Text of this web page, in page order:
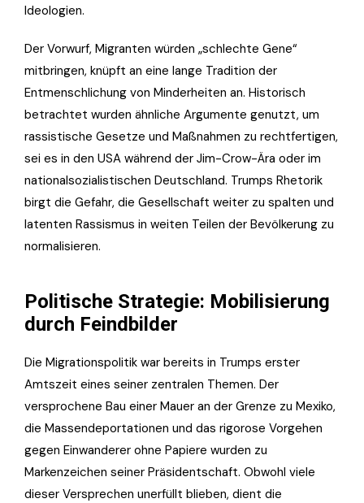
Ideologien.
Der Vorwurf, Migranten würden „schlechte Gene“
mitbringen, knüpft an eine lange Tradition der
Entmenschlichung von Minderheiten an. Historisch
betrachtet wurden ähnliche Argumente genutzt, um
rassistische Gesetze und Maßnahmen zu rechtfertigen,
sei es in den USA während der Jim-Crow-Ära oder im
nationalsozialistischen Deutschland. Trumps Rhetorik
birgt die Gefahr, die Gesellschaft weiter zu spalten und
latenten Rassismus in weiten Teilen der Bevölkerung zu
normalisieren.
Politische Strategie: Mobilisierung
durch Feindbilder
Die Migrationspolitik war bereits in Trumps erster
Amtszeit eines seiner zentralen Themen. Der
versprochene Bau einer Mauer an der Grenze zu Mexiko,
die Massendeportationen und das rigorose Vorgehen
gegen Einwanderer ohne Papiere wurden zu
Markenzeichen seiner Präsidentschaft. Obwohl viele
dieser Versprechen unerfüllt blieben, dient die